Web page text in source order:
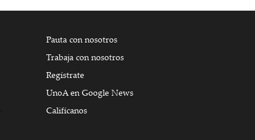
Pauta con nosotros
Trabaja con nosotros
Regístrate
UnoA en Google News
Califícanos